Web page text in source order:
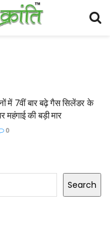
में 7वीं बार बढ़े गैस सिलेंडर के
की बड़ी मार
0
Search